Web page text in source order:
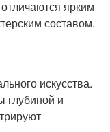
ярким
составом.
искусства.
глубиной и